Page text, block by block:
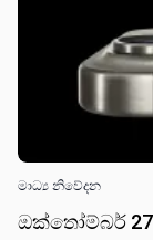
මාධ්‍ය නිවේද​න
ඔක්තෝම්බර් 27